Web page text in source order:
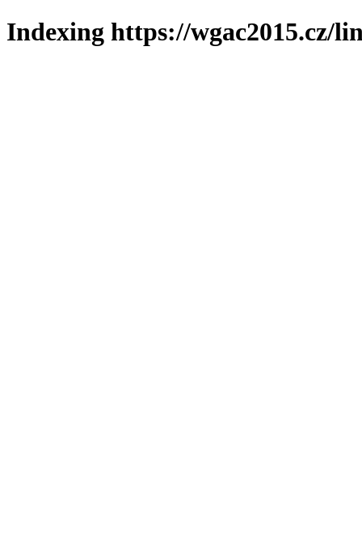
Indexing https://wgac2015.cz/